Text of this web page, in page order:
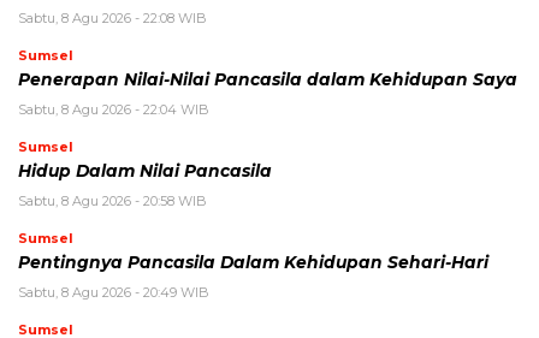
Sabtu, 8 Agu 2026 - 22:08 WIB
Sumsel
Penerapan Nilai-Nilai Pancasila dalam Kehidupan Saya
Sabtu, 8 Agu 2026 - 22:04 WIB
Sumsel
Hidup Dalam Nilai Pancasila
Sabtu, 8 Agu 2026 - 20:58 WIB
Sumsel
Pentingnya Pancasila Dalam Kehidupan Sehari-Hari
Sabtu, 8 Agu 2026 - 20:49 WIB
Sumsel